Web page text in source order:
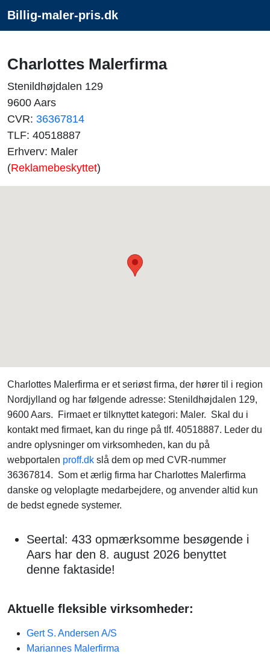
Billig-maler-pris.dk
Charlottes Malerfirma
Stenildhøjdalen 129
9600 Aars
CVR: 36367814
TLF: 40518887
Erhverv: Maler
(Reklamebeskyttet)
Charlottes Malerfirma er et seriøst firma, der hører til i region
Nordjylland og har følgende adresse: Stenildhøjdalen 129,
9600 Aars. Firmaet er tilknyttet kategori: Maler. Skal du i
kontakt med firmaet, kan du ringe på tlf. 40518887. Leder du
andre oplysninger om virksomheden, kan du på
webportalen proff.dk slå dem op med CVR-nummer
36367814. Som et ærlig firma har Charlottes Malerfirma
danske og veloplagte medarbejdere, og anvender altid kun
de bedst egnede systemer.
Seertal: 433 opmærksomme besøgende i
Aars har den 8. august 2026 benyttet
denne faktaside!
Aktuelle fleksible virksomheder:
Gert S. Andersen A/S
Mariannes Malerfirma